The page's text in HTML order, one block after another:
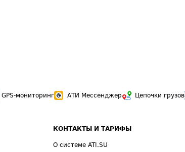
GPS-мониторинг АТИ Мессенджер Цепочки грузов
КОНТАКТЫ И ТАРИФЫ
О системе ATI.SU